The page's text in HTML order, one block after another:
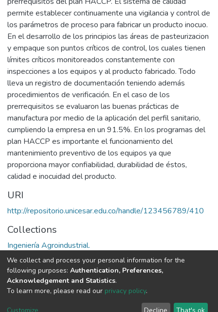
permite establecer continuamente una vigilancia y control de
los parámetros de proceso para fabricar un producto inocuo.
En el desarrollo de los principios las áreas de pasteurizacion
y empaque son puntos críticos de control, los cuales tienen
límites críticos monitoreados constantemente con
inspecciones a los equipos y al producto fabricado. Todo
lleva un registro de documentación teniendo además
procedimientos de verificación. En el caso de los
prerrequisitos se evaluaron las buenas prácticas de
manufactura por medio de la aplicación del perfil sanitario,
cumpliendo la empresa en un 91.5%. En los programas del
plan HACCP es importante el funcionamiento del
mantenimiento preventivo de los equipos ya que
proporciona mayor confiabilidad, durabilidad de éstos,
calidad e inocuidad del producto.
URI
http://repositorio.unicesar.edu.co/handle/123456789/410
Collections
Ingeniería Agroindustrial.
Full item page
DSpace software copyright © 2002-2026
Cookie End User Send
We collect and process your personal information for the
following purposes: Authentication, Preferences,
Acknowledgement and Statistics.
To learn more, please read our privacy policy.